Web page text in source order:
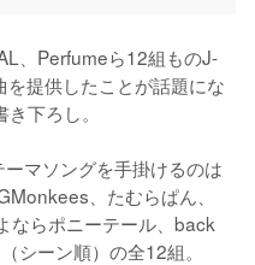
、Perfumeら12組ものJ-
提供したことが話題にな
下ろし。
マソングを手掛けるのは
、たむらぱん、
ならポニーテール、back
シーン順）の全12組。